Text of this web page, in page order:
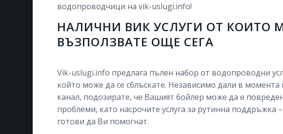
водопроводчици на vik-uslugi.info!
НАЛИЧНИ ВИК УСЛУГИ ОТ КОИТО
ВЪЗПОЛЗВАТЕ ОЩЕ СЕГА
Vik-uslugi.info предлага пълен набор от водопроводни
който може да се сблъскате. Независимо дали в
канал, подозирате, че Вашият бойлер може да е
проблеми, като насрочите услуга за рутинна
готови да Ви помогнат.